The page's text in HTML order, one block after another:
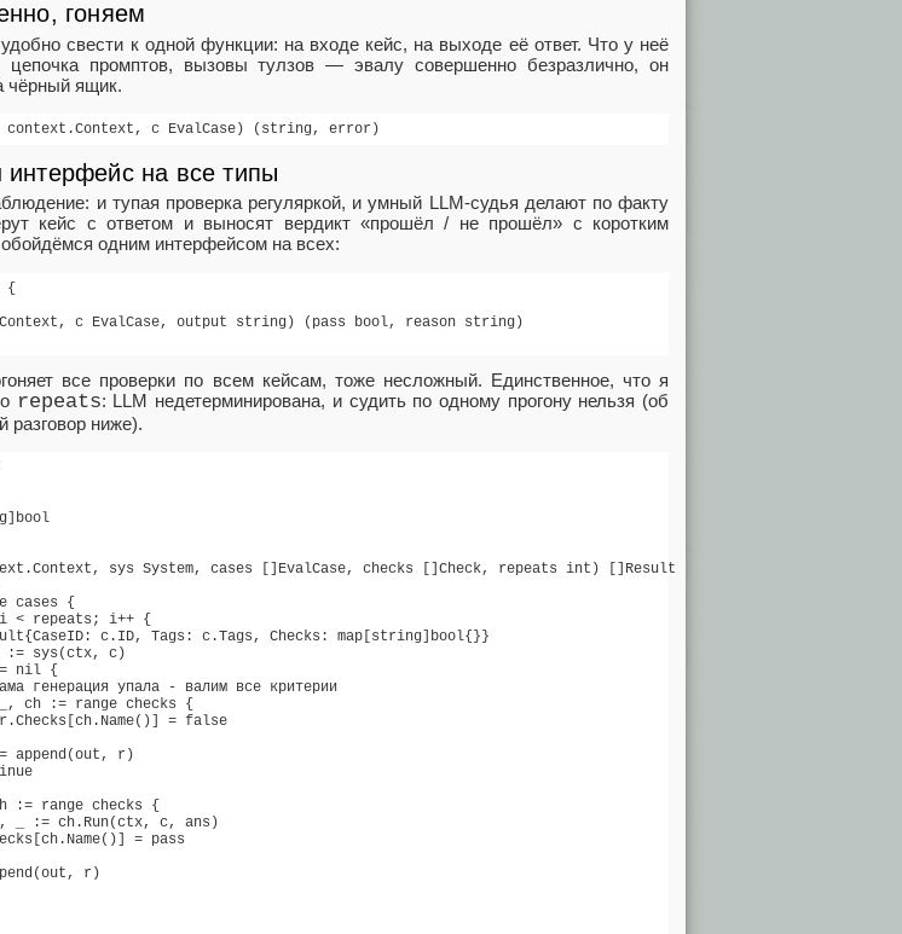
гоняем
свести к одной функции: на входе кейс, на выходе её ответ. Что у неё
цепочка промптов, вызовы тулзов — эвалу совершенно безразлично, он
чёрный ящик.
интерфейс на все типы
и тупая проверка регуляркой, и умный LLM‑судья делают по факту
кейс с ответом и выносят вердикт «прошёл / не прошёл» с коротким
одним интерфейсом на всех:
{
c EvalCase, output string) (pass bool, reason string)
все проверки по всем кейсам, тоже несложный. Единственное, что я
repeats: LLM недетерминирована, и судить по одному прогону нельзя (об
разговор ниже).
sys System, cases []EvalCase, checks []Check, repeats int) []Result {
cases {
< repeats; i++ {
c.ID, Tags: c.Tags, Checks: map[string]bool{}}
:= sys(ctx, c)
nil {
генерация упала - валим все критерии
ch := range checks {
= false
append(out, r)
:= range checks {
_ := ch.Run(ctx, c, ans)
= pass
r)